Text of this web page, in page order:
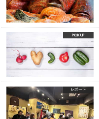
レポート